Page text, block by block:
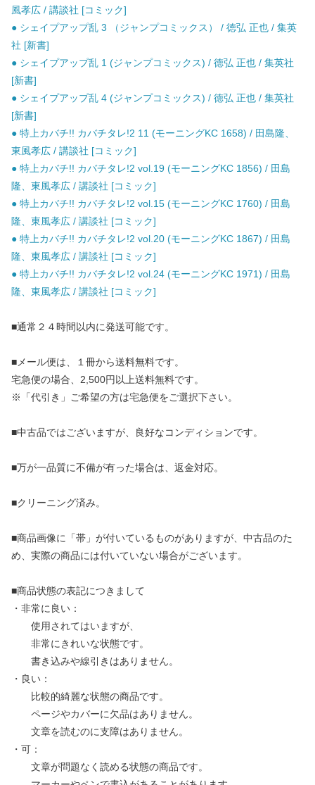
風孝広 / 講談社 [コミック]
● シェイプアップ乱 3 （ジャンプコミックス） / 徳弘 正也 / 集英
社 [新書]
● シェイプアップ乱 1 (ジャンプコミックス) / 徳弘 正也 / 集英社
[新書]
● シェイプアップ乱 4 (ジャンプコミックス) / 徳弘 正也 / 集英社
[新書]
● 特上カバチ!! カバチタレ!2 11 (モーニングKC 1658) / 田島隆、
東風孝広 / 講談社 [コミック]
● 特上カバチ!! カバチタレ!2 vol.19 (モーニングKC 1856) / 田島
隆、東風孝広 / 講談社 [コミック]
● 特上カバチ!! カバチタレ!2 vol.15 (モーニングKC 1760) / 田島
隆、東風孝広 / 講談社 [コミック]
● 特上カバチ!! カバチタレ!2 vol.20 (モーニングKC 1867) / 田島
隆、東風孝広 / 講談社 [コミック]
● 特上カバチ!! カバチタレ!2 vol.24 (モーニングKC 1971) / 田島
隆、東風孝広 / 講談社 [コミック]
■通常２４時間以内に発送可能です。
■メール便は、１冊から送料無料です。
宅急便の場合、2,500円以上送料無料です。
※「代引き」ご希望の方は宅急便をご選択下さい。
■中古品ではございますが、良好なコンディションです。
■万が一品質に不備が有った場合は、返金対応。
■クリーニング済み。
■商品画像に「帯」が付いているものがありますが、中古品のた
め、実際の商品には付いていない場合がございます。
■商品状態の表記につきまして
・非常に良い：
使用されてはいますが、
非常にきれいな状態です。
書き込みや線引きはありません。
・良い：
比較的綺麗な状態の商品です。
ページやカバーに欠品はありません。
文章を読むのに支障はありません。
・可：
文章が問題なく読める状態の商品です。